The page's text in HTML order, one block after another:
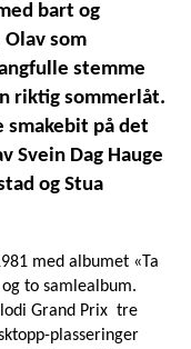
bart og
som
stemme
riktig sommerlåt.
på det
Svein Dag Hauge
og Stua
med albumet «Ta
to samlealbum.
Grand Prix tre
plasseringer